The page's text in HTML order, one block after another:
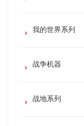
我的世界系列
战争机器
战地系列